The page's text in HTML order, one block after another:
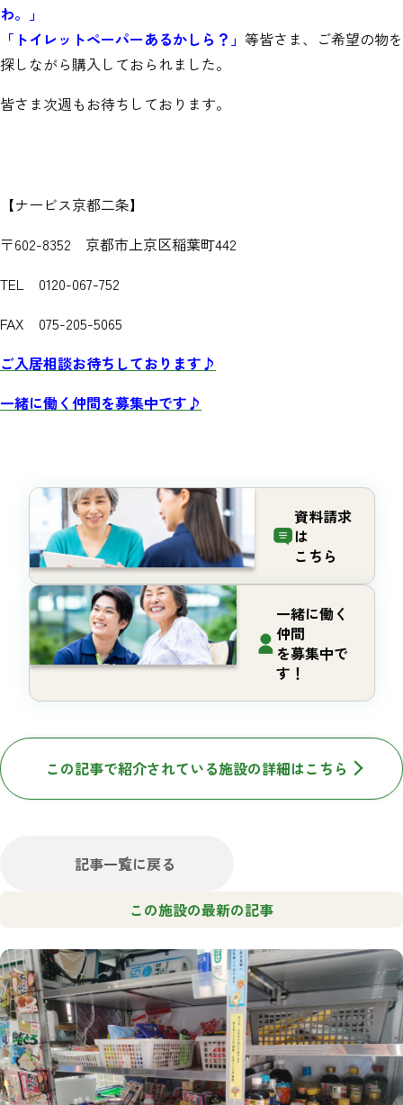
わ。」
「トイレットペーパーあるかしら？」 等皆さま、ご希望の物を
探しながら購入しておられました。
皆さま次週もお待ちしております。
【ナービス京都二条】
〒602-8352 京都市上京区稲葉町442
TEL 0120-067-752
FAX 075-205-5065
ご入居相談お待ちしております♪
一緒に働く仲間を募集中です♪
資料請求
は
こちら
一緒に働く
仲間
を募集中で
す！
この記事で紹介されている施設の詳細はこちら
記事一覧に戻る
この施設の最新の記事